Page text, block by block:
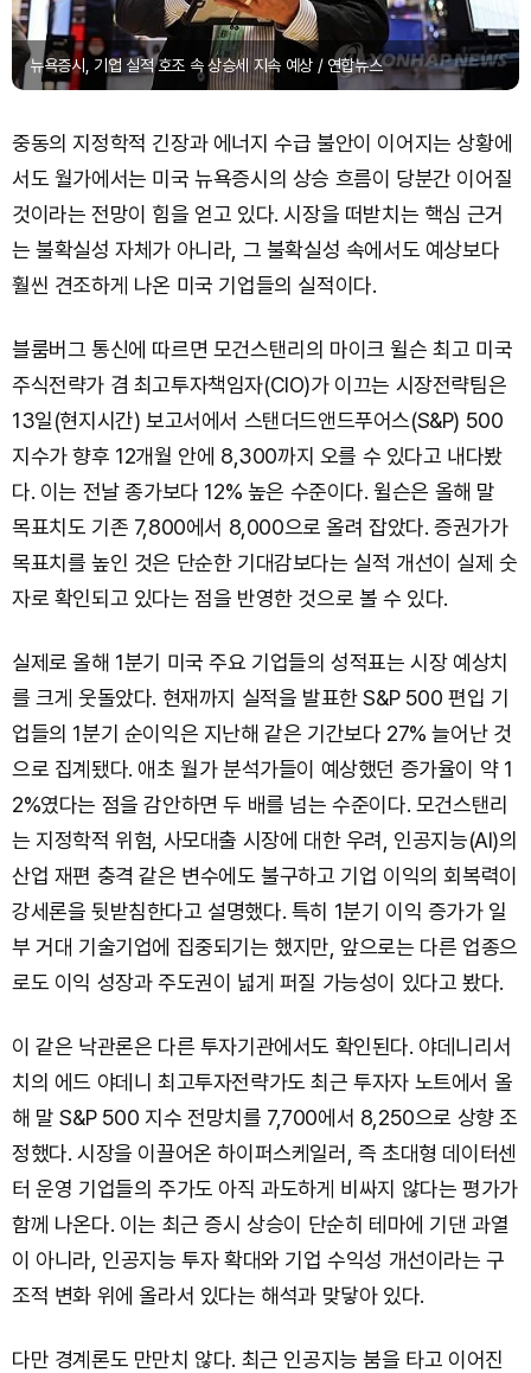
뉴욕증시, 기업 실적 호조 속 상승세 지속 예상 / 연합뉴스
중동의 지정학적 긴장과 에너지 수급 불안이 이어지는 상황에
서도 월가에서는 미국 뉴욕증시의 상승 흐름이 당분간 이어질
것이라는 전망이 힘을 얻고 있다. 시장을 떠받치는 핵심 근거
는 불확실성 자체가 아니라, 그 불확실성 속에서도 예상보다
훨씬 견조하게 나온 미국 기업들의 실적이다.
블룸버그 통신에 따르면 모건스탠리의 마이크 윌슨 최고 미국
주식전략가 겸 최고투자책임자(CIO)가 이끄는 시장전략팀은
13일(현지시간) 보고서에서 스탠더드앤드푸어스(S&P) 500
지수가 향후 12개월 안에 8,300까지 오를 수 있다고 내다봤
다. 이는 전날 종가보다 12% 높은 수준이다. 윌슨은 올해 말
목표치도 기존 7,800에서 8,000으로 올려 잡았다. 증권가가
목표치를 높인 것은 단순한 기대감보다는 실적 개선이 실제 숫
자로 확인되고 있다는 점을 반영한 것으로 볼 수 있다.
실제로 올해 1분기 미국 주요 기업들의 성적표는 시장 예상치
를 크게 웃돌았다. 현재까지 실적을 발표한 S&P 500 편입 기
업들의 1분기 순이익은 지난해 같은 기간보다 27% 늘어난 것
으로 집계됐다. 애초 월가 분석가들이 예상했던 증가율이 약 1
2%였다는 점을 감안하면 두 배를 넘는 수준이다. 모건스탠리
는 지정학적 위험, 사모대출 시장에 대한 우려, 인공지능(AI)의
산업 재편 충격 같은 변수에도 불구하고 기업 이익의 회복력이
강세론을 뒷받침한다고 설명했다. 특히 1분기 이익 증가가 일
부 거대 기술기업에 집중되기는 했지만, 앞으로는 다른 업종으
로도 이익 성장과 주도권이 넓게 퍼질 가능성이 있다고 봤다.
이 같은 낙관론은 다른 투자기관에서도 확인된다. 야데니리서
치의 에드 야데니 최고투자전략가도 최근 투자자 노트에서 올
해 말 S&P 500 지수 전망치를 7,700에서 8,250으로 상향 조
정했다. 시장을 이끌어온 하이퍼스케일러, 즉 초대형 데이터센
터 운영 기업들의 주가도 아직 과도하게 비싸지 않다는 평가가
함께 나온다. 이는 최근 증시 상승이 단순히 테마에 기댄 과열
이 아니라, 인공지능 투자 확대와 기업 수익성 개선이라는 구
조적 변화 위에 올라서 있다는 해석과 맞닿아 있다.
다만 경계론도 만만치 않다. 최근 인공지능 붐을 타고 이어진